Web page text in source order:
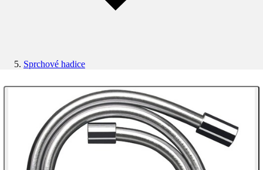
Sprchové hadice